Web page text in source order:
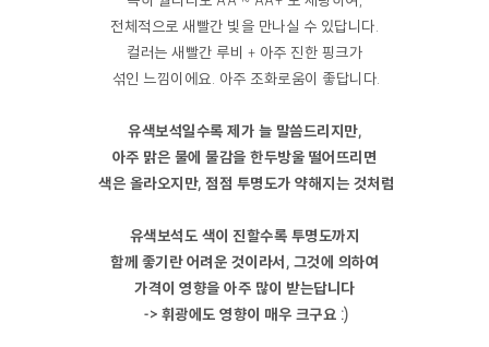
전체적으로 새빨간 빛을 만나실 수 있답니다.
컬러는 새빨간 루비 + 아주 진한 핑크가
섞인 느낌이에요. 아주 조화로움이 좋답니다.
유색보석일수록 제가 늘 말씀드리지만,
아주 맑은 물에 물감을 한두방울 떨어뜨리면
색은 올라오지만, 점점 투명도가 약해지는 것처럼
유색보석도 색이 진할수록 투명도까지
함께 좋기란 어려운 것이라서, 그것에 의하여
가격이 영향을 아주 많이 받는답니다
-> 휘광에도 영향이 매우 크구요 :)